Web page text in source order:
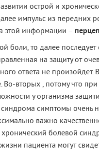
острой и
импульс из передних
этой информации –
то далее
на защиту от
ответа не произойдет.
вторых , потому что
у организма
симптомы очень
важно
болевой
пациента могут